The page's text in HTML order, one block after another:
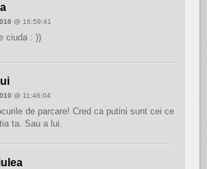
@ 16:59:41
ciuda : ))
@ 11:46:04
de parcare! Cred ca putini sunt cei ce
ta. Sau a lui.